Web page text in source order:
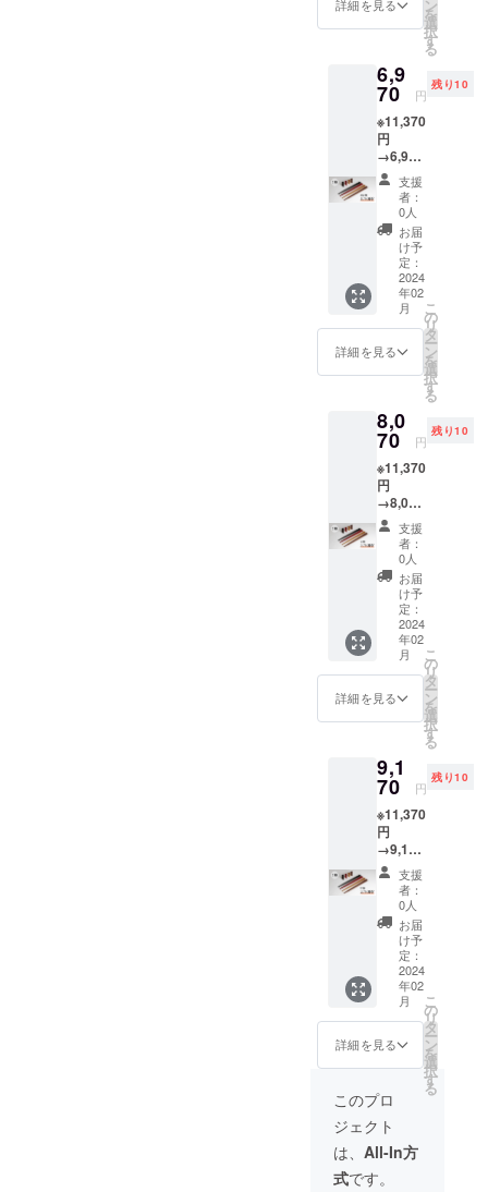
が遅れ
次発送
を予定
してお
りま
す。 ※
ご注文
状況、
使用部
材の供
給状
況、製
造工程
上の都
合等に
より出
荷時期
が遅れ
370円
(税込) ※
（黒）
、漆
（赤）
、さく
ら、
ウォル
ナット
の４色
からお
選びい
ただけ
ます。
※プロ
ジェク
ト終了
後、リ
ターン
次発送
を予定
してお
りま
す。 ※
ご注文
状況、
使用部
材の供
給状
況、製
造工程
上の都
合等に
より出
荷時期
が遅れ
詳細を見る ン
を
選
択
す
る
6,9
70 円
残り10
※11,370
円
→6,970
円 ※完
成した
製品
×2（個
箱入）
※通常価
11,000
円 (税
込)の
40％off
+送料
370円
漆
（黒）
、漆
（赤）
、さく
ら、
ウォル
ナット
の４色
からお
選びい
ただけ
ます。
※プロ
ジェク
ト終了
後、リ
より順
次発送
を予定
してお
りま
す。 ※
ご注文
状況、
使用部
材の供
給状
況、製
造工程
上の都
合等に
より出
荷時期
があり
支援
者：
0人
お届
け予
定：
2024
年02
月
詳細を見る
こ
の
リ
タ
ー
ン
を
選
択
す
る
8,0
70 円
残り10
※11,370
円
→8,070
円 ※完
成した
製品
×2（個
箱入）
※通常価
11000
円 (税
込)の
30％off
+送料
370円
漆
（黒）
、漆
（赤）
、さく
ら、
ウォル
ナット
の４色
からお
選びい
ただけ
ます。
※プロ
ジェク
ト終了
後、リ
中旬頃
より順
次発送
を予定
してお
りま
支援
者：
0人
お届
け予
定：
2024
年02
月
詳細を見る
こ
の
リ
タ
ー
ン
を
選
択
す
る
9,1
70 円
残り10
※11,370
円
→9,170
円 ※完
成した
製品
×2（個
箱入）
※通常価
11000
円 (税
込)の
20％off
+ 送料
370円
(税込) ※
漆
（黒）
、漆
（赤）
、さく
支援
者：
0人
お届
け予
定：
2024
年02
月
詳細を見る
こ
の
リ
タ
ー
ン
を
選
択
す
る
このプロ
ジェクト
は、 All-In方
式です。